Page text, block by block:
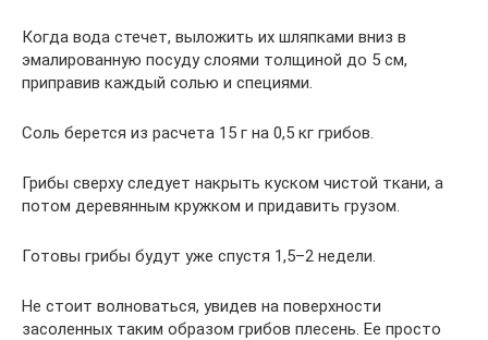
Когда вода стечет, выложить их шляпками вниз в
эмалированную посуду слоями толщиной до 5 см,
приправив каждый солью и специями.
Соль берется из расчета 15 г на 0,5 кг грибов.
Грибы сверху следует накрыть куском чистой ткани, а
потом деревянным кружком и придавить грузом.
Готовы грибы будут уже спустя 1,5–2 недели.
Не стоит волноваться, увидев на поверхности
засоленных таким образом грибов плесень. Ее просто